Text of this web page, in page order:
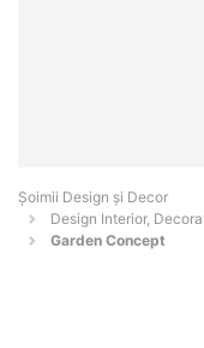
Șoimii Design și Decor
Design Interior,
Garden Concept